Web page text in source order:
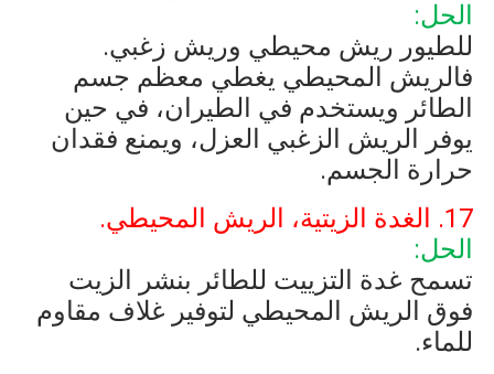
الحل:
للطيور ريش محيطي وريش زغبي.
فالريش المحيطي يغطي معظم جسم
الطائر ويستخدم في الطيران، في حين
يوفر الريش الزغبي العزل، ويمنع فقدان
حرارة الجسم.
17. الغدة الزيتية، الريش المحيطي.
الحل:
تسمح غدة التزييت للطائر بنشر الزيت
فوق الريش المحيطي لتوفير غلاف مقاوم
للماء.